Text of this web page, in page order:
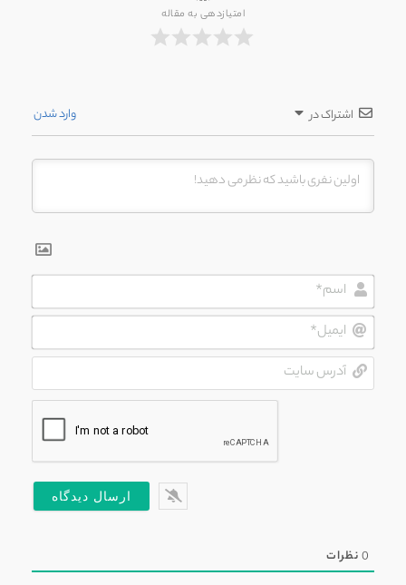
امتیازدهی به مقاله
اشتراک در وارد شدن
اسم*
ایمیل*
0نظرات